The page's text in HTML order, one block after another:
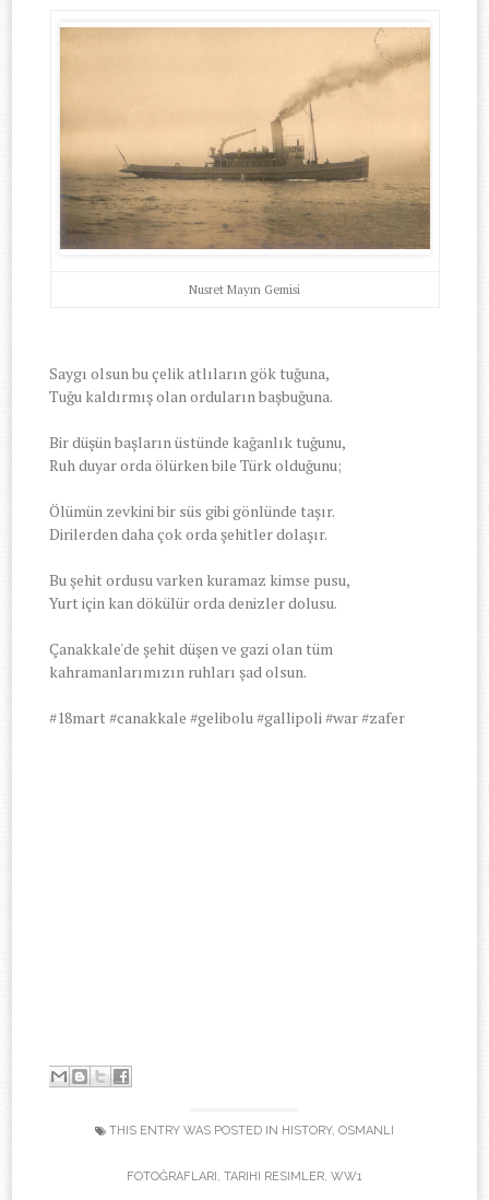
Nusret Mayın Gemisi
Saygı olsun bu çelik atlıların gök tuğuna,
Tuğu kaldırmış olan orduların başbuğuna.
Bir düşün başların üstünde kağanlık tuğunu,
Ruh duyar orda ölürken bile Türk olduğunu;
Ölümün zevkini bir süs gibi gönlünde taşır.
Dirilerden daha çok orda şehitler dolaşır.
Bu şehit ordusu varken kuramaz kimse pusu,
Yurt için kan dökülür orda denizler dolusu.
Çanakkale'de şehit düşen ve gazi olan tüm
kahramanlarımızın ruhları şad olsun.
#18mart #canakkale #gelibolu #gallipoli #war #zafer
THIS ENTRY WAS POSTED IN HISTORY, OSMANLI
FOTOĞRAFLARI TARIHI RESIMLER WW1